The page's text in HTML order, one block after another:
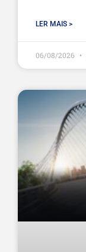
LER MAIS >
06/08/2026